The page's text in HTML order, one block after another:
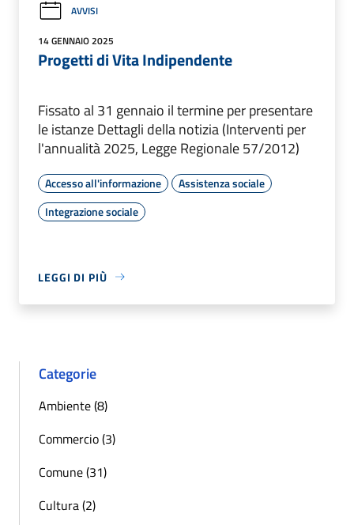
AVVISI
14 GENNAIO 2025
Progetti di Vita Indipendente
Fissato al 31 gennaio il termine per presentare
le istanze Dettagli della notizia (Interventi per
l'annualità 2025, Legge Regionale 57/2012)
Accesso all'informazione
Assistenza sociale
Integrazione sociale
LEGGI DI PIÙ
Categorie
Ambiente (8)
Commercio (3)
Comune (31)
Cultura (2)